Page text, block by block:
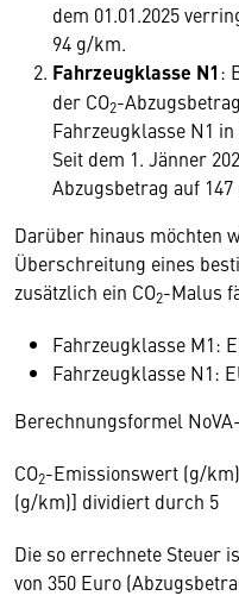
dem 01.01.2025
94 g/km.
Fahrzeugklasse N1:
der CO2-
Fahrzeugklasse N1
Seit dem 1. Jänner
Abzugsbetrag auf
Darüber hinaus möchten
Überschreitung eines
zusätzlich ein CO2-Malus
Fahrzeugklasse M1:
Fahrzeugklasse N1:
Berechnungsformel
CO2-Emissionswert (g/
(g/km)] dividiert durch 5
Die so errechnete Steuer
von 350 Euro